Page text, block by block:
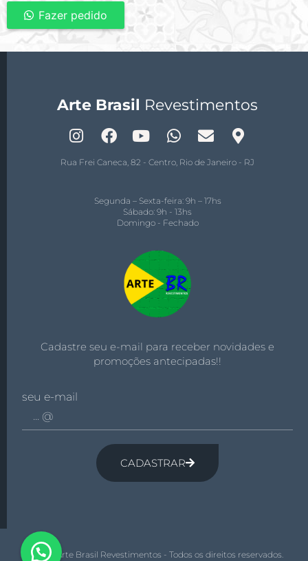
Fazer pedido
Arte Brasil Revestimentos
Rua Frei Caneca, 82 - Centro, Rio de Janeiro - RJ
Segunda – Sexta-feira: 9h – 17hs
Sábado: 9h - 13hs
Domingo - Fechado
Cadastre seu e-mail para receber novidades e
promoções antecipadas!!
seu e-mail
CADASTRAR
© 2026 Arte Brasil Revestimentos - Todos os direitos reservados.